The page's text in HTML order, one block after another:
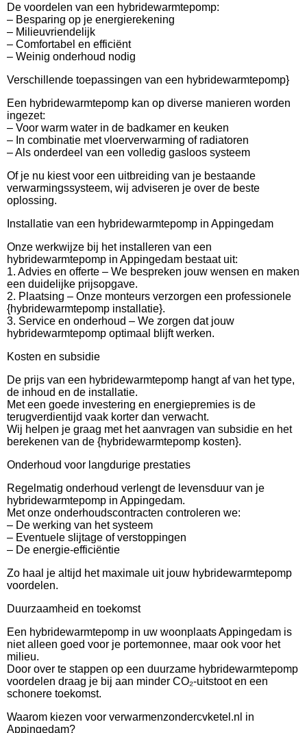
De voordelen van een hybridewarmtepomp:
– Besparing op je energierekening
– Milieuvriendelijk
– Comfortabel en efficiënt
– Weinig onderhoud nodig
Verschillende toepassingen van een hybridewarmtepomp}
Een hybridewarmtepomp kan op diverse manieren worden
ingezet:
– Voor warm water in de badkamer en keuken
– In combinatie met vloerverwarming of radiatoren
– Als onderdeel van een volledig gasloos systeem
Of je nu kiest voor een uitbreiding van je bestaande
verwarmingssysteem, wij adviseren je over de beste
oplossing.
Installatie van een hybridewarmtepomp in Appingedam
Onze werkwijze bij het installeren van een
hybridewarmtepomp in Appingedam bestaat uit:
1. Advies en offerte – We bespreken jouw wensen en maken
een duidelijke prijsopgave.
2. Plaatsing – Onze monteurs verzorgen een professionele
{hybridewarmtepomp installatie}.
3. Service en onderhoud – We zorgen dat jouw
hybridewarmtepomp optimaal blijft werken.
Kosten en subsidie
De prijs van een hybridewarmtepomp hangt af van het type,
de inhoud en de installatie.
Met een goede investering en energiepremies is de
terugverdientijd vaak korter dan verwacht.
Wij helpen je graag met het aanvragen van subsidie en het
berekenen van de {hybridewarmtepomp kosten}.
Onderhoud voor langdurige prestaties
Regelmatig onderhoud verlengt de levensduur van je
hybridewarmtepomp in Appingedam.
Met onze onderhoudscontracten controleren we:
– De werking van het systeem
– Eventuele slijtage of verstoppingen
– De energie-efficiëntie
Zo haal je altijd het maximale uit jouw hybridewarmtepomp
voordelen.
Duurzaamheid en toekomst
Een hybridewarmtepomp in uw woonplaats Appingedam is
niet alleen goed voor je portemonnee, maar ook voor het
milieu.
Door over te stappen op een duurzame hybridewarmtepomp
voordelen draag je bij aan minder CO₂-uitstoot en een
schonere toekomst.
Waarom kiezen voor verwarmenzondercvketel.nl in
Appingedam?